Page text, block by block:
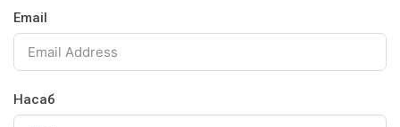
Email
Насаб